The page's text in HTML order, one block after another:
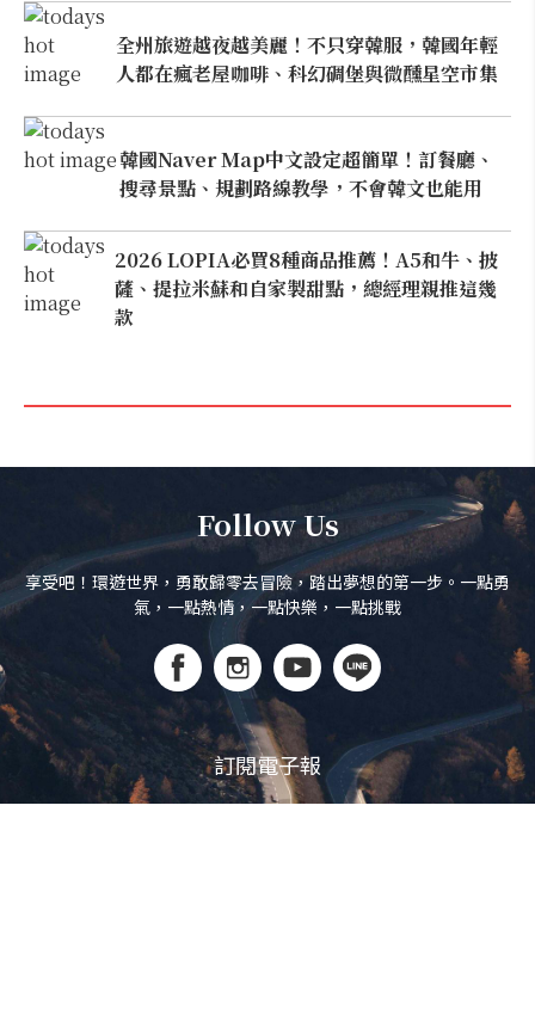
全州旅遊越夜越美麗！不只穿韓服，韓國年輕
人都在瘋老屋咖啡、科幻碉堡與微醺星空市集
韓國Naver Map中文設定超簡單！訂餐廳、
搜尋景點、規劃路線教學，不會韓文也能用
2026 LOPIA必買8種商品推薦！A5和牛、披
薩、提拉米蘇和自家製甜點，總經理親推這幾
款
Follow Us
享受吧！環遊世界，勇敢歸零去冒險，踏出夢想的第一步。一點勇
氣，一點熱情，一點快樂，一點挑戰
訂閱電子報